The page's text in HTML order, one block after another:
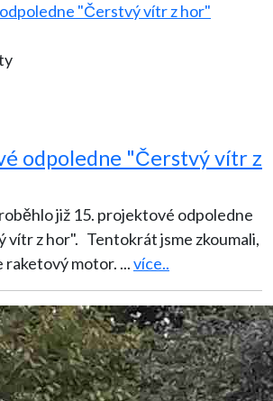
odpoledne "Čerstvý vítr z
již 15. projektové odpoledne
jsme zkoumali,
raketový motor. ...více..